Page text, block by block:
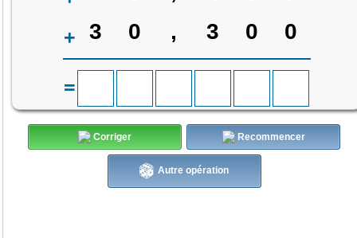
+ 3 0 , 3 0 0
=
Corriger Recommencer
Autre opération